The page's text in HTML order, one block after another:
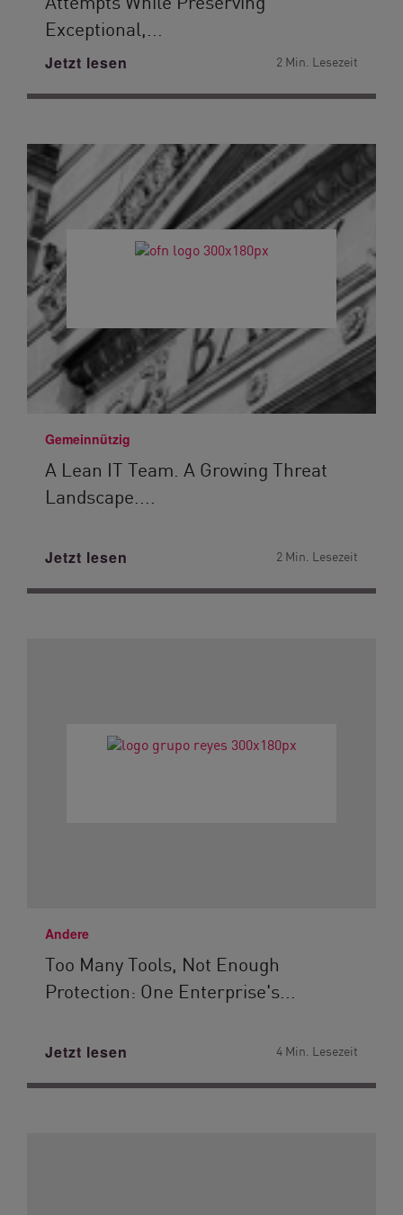
Exceptional,...
Jetzt lesen 2 Min. Lesezeit
Gemeinnützig
A Lean IT Team. A Growing Threat
Landscape....
Jetzt lesen 2 Min. Lesezeit
Andere
Too Many Tools, Not Enough
Protection: One Enterprise's...
Jetzt lesen 4 Min. Lesezeit